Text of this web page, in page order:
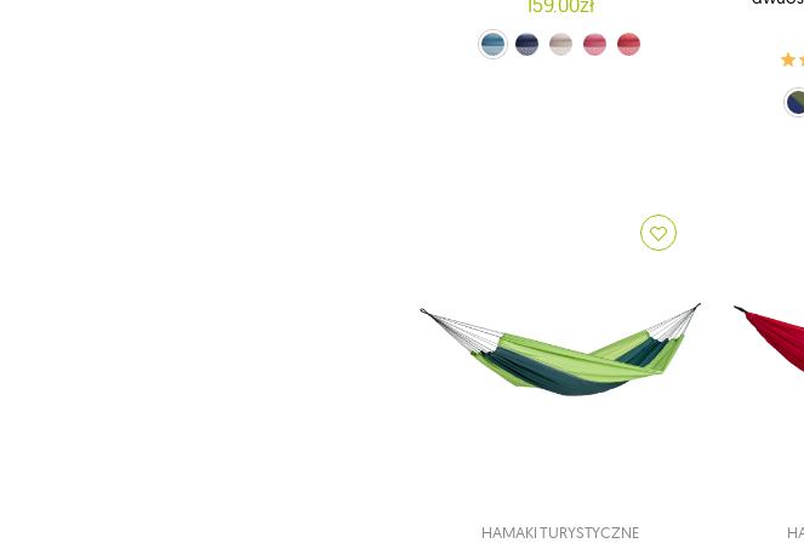
niebieski (MESH2-40)
Granatowy (MESH2-42)
piaskowy (MESH2-44)
różowy (MESH2-45)
Czerwony (MESH2-46)
zielono-
HAMAKI TURYSTYCZNE